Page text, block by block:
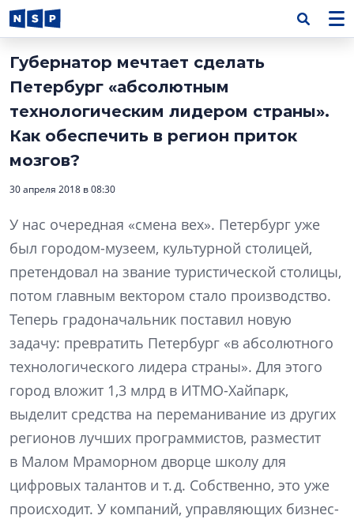
Губернатор мечтает сделать
Петербург «абсолютным
технологическим лидером страны».
Как обеспечить в регион приток
мозгов?
30 апреля 2018 в 08:30
У нас очередная «смена вех». Петербург уже
был городом-музеем, культурной столицей,
претендовал на звание туристической столицы,
потом главным вектором стало производство.
Теперь градоначальник поставил новую
задачу: превратить Петербург «в абсолютного
технологического лидера страны». Для этого
город вложит 1,3 млрд в ИТМО-Хайпарк,
выделит средства на переманивание из других
регионов лучших программистов, разместит
в Малом Мраморном дворце школу для
цифровых талантов и т. д. Собственно, это уже
происходит. У компаний, управляющих бизнес-